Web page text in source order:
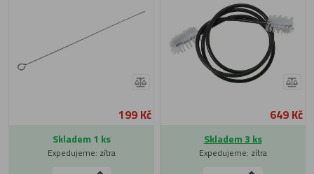
199 Kč
Skladem 1 ks
Expedujeme: zítra
649 Kč
Skladem 3 ks
Expedujeme: zítra